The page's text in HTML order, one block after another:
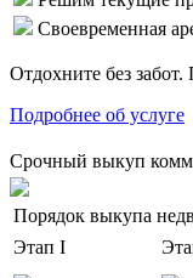
Своевременная
Отдохните без
Подробнее об услуге
Срочный выкуп
Порядок выкупа
Этап I